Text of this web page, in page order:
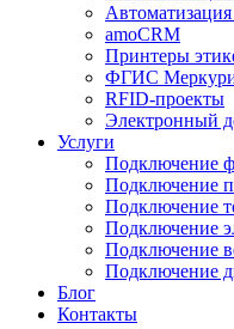
amoCRM
Принтеры
ФГИС
RFID-проекты
Электронный
Услуги
Подключение
Подключение
Подключение
Подключение
Подключение
Подключение
Блог
Контакты